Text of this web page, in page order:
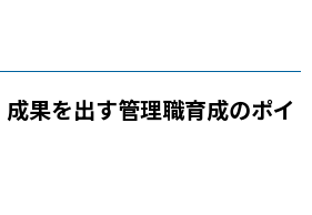
成果を出す管理職育成のポイ